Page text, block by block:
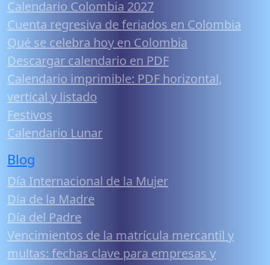
Calendario Colombia 2027
Cuenta regresiva de feriados en Colombia
Qué se celebra hoy en Colombia
Descargar calendario en PDF
Calendario imprimible: PDF horizontal,
vertical y listado
Festivos
Calendario Lunar
Blog
Día Internacional de la Mujer
Día de la Madre
Día del Padre
Vencimientos de la matrícula mercantil y
multas: fechas clave para empresas y